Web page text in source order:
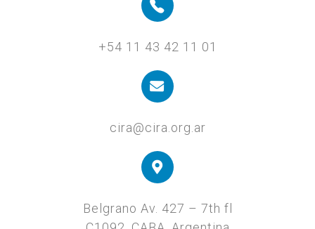
+54 11 43 42 11 01
cira@cira.org.ar
Belgrano Av. 427 – 7th fl